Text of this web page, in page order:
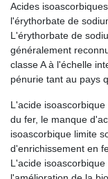
Acides
l'érythorbate de
L'érythorbate de
généralement
classe A à l'échelle
pénurie tant au pays
L'acide
du fer, le manque
isoascorbique limite
d'enrichissement en
L'acide